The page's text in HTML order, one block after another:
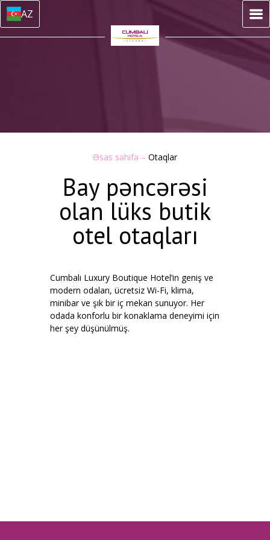
AZ
Əsas səhifə – Otaqlar
Bay pəncərəsi
olan lüks butik
otel otaqları
Cumbalı Luxury Boutique Hotel’in geniş ve
modern odaları, ücretsiz Wi-Fi, klima,
minibar ve şık bir iç mekan sunuyor. Her
odada konforlu bir konaklama deneyimi için
her şey düşünülmüş.